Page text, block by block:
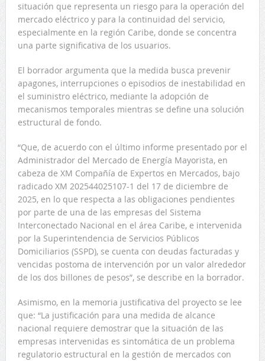
situación que representa un riesgo para la operación del
mercado eléctrico y para la continuidad del servicio,
especialmente en la región Caribe, donde se concentra
una parte significativa de los usuarios.
El borrador argumenta que la medida busca prevenir
apagones, interrupciones o episodios de inestabilidad en
el suministro eléctrico, mediante la adopción de
mecanismos temporales mientras se define una solución
estructural de fondo.
“Que, de acuerdo con el último informe presentado por el
Administrador del Mercado de Energía Mayorista, en
cabeza de XM Compañía de Expertos en Mercados, bajo
radicado XM 202544025107-1 del 17 de diciembre de
2025, en lo que respecta a las obligaciones pendientes
por parte de una de las empresas del Sistema
Interconectado Nacional en el área Caribe, e intervenida
por la Superintendencia de Servicios Públicos
Domiciliarios (SSPD), se cuenta con deudas facturadas y
vencidas postoma de intervención por un valor alrededor
de los dos billones de pesos”, se describe en la borrador.
Asimismo, en la memoria justificativa del proyecto se lee
que: “La justificación para una medida de alcance
nacional requiere demostrar que la situación de las
empresas intervenidas es sintomática de un problema
regulatorio estructural en la gestión de mercados con